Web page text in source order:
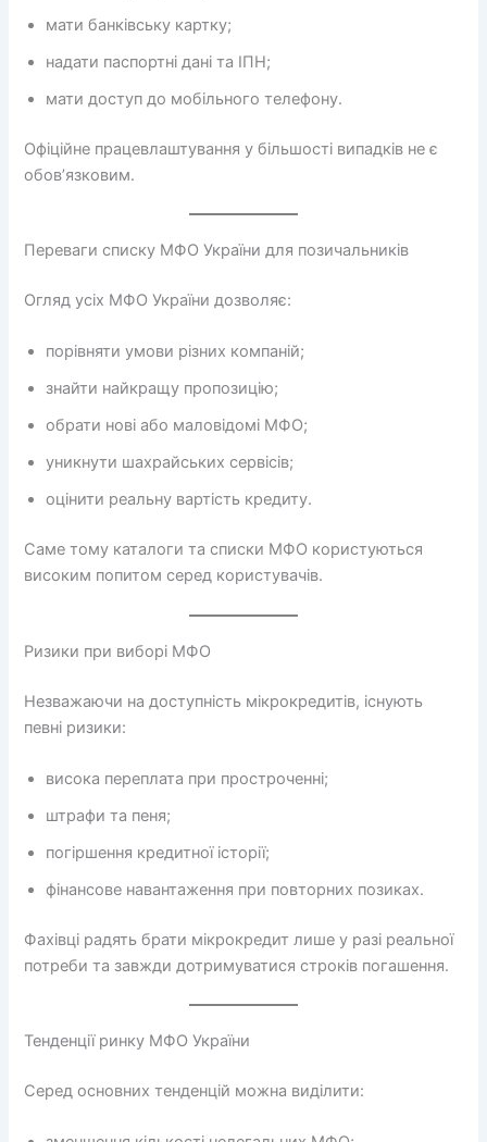
мати банківську картку;
надати паспортні дані та ІПН;
мати доступ до мобільного телефону.
Офіційне працевлаштування у більшості випадків не є
обов’язковим.
Переваги списку МФО України для позичальників
Огляд усіх МФО України дозволяє:
порівняти умови різних компаній;
знайти найкращу пропозицію;
обрати нові або маловідомі МФО;
уникнути шахрайських сервісів;
оцінити реальну вартість кредиту.
Саме тому каталоги та списки МФО користуються
високим попитом серед користувачів.
Ризики при виборі МФО
Незважаючи на доступність мікрокредитів, існують
певні ризики:
висока переплата при простроченні;
штрафи та пеня;
погіршення кредитної історії;
фінансове навантаження при повторних позиках.
Фахівці радять брати мікрокредит лише у разі реальної
потреби та завжди дотримуватися строків погашення.
Тенденції ринку МФО України
Серед основних тенденцій можна виділити: